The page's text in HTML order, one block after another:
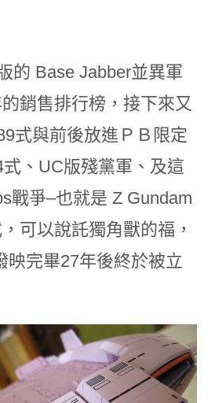
的 Base Jabber並異軍
銷售排行榜，接下來又
式與前後放進ＰＢ限定
、UC版殘黨軍、及這
戰爭–也就是 Z Gundam
可以說託獨角獸的福，
映完畢27年後終於被立